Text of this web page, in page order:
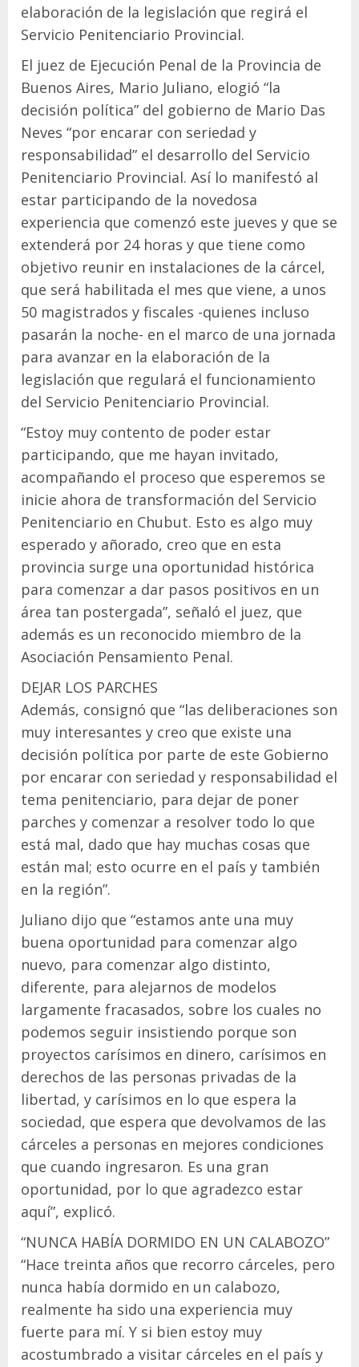
elaboración de la legislación que regirá el
Servicio Penitenciario Provincial.
El juez de Ejecución Penal de la Provincia de
Buenos Aires, Mario Juliano, elogió “la
decisión política” del gobierno de Mario Das
Neves “por encarar con seriedad y
responsabilidad” el desarrollo del Servicio
Penitenciario Provincial. Así lo manifestó al
estar participando de la novedosa
experiencia que comenzó este jueves y que se
extenderá por 24 horas y que tiene como
objetivo reunir en instalaciones de la cárcel,
que será habilitada el mes que viene, a unos
50 magistrados y fiscales -quienes incluso
pasarán la noche- en el marco de una jornada
para avanzar en la elaboración de la
legislación que regulará el funcionamiento
del Servicio Penitenciario Provincial.
“Estoy muy contento de poder estar
participando, que me hayan invitado,
acompañando el proceso que esperemos se
inicie ahora de transformación del Servicio
Penitenciario en Chubut. Esto es algo muy
esperado y añorado, creo que en esta
provincia surge una oportunidad histórica
para comenzar a dar pasos positivos en un
área tan postergada”, señaló el juez, que
además es un reconocido miembro de la
Asociación Pensamiento Penal.
DEJAR LOS PARCHES
Además, consignó que “las deliberaciones son
muy interesantes y creo que existe una
decisión política por parte de este Gobierno
por encarar con seriedad y responsabilidad el
tema penitenciario, para dejar de poner
parches y comenzar a resolver todo lo que
está mal, dado que hay muchas cosas que
están mal; esto ocurre en el país y también
en la región”.
Juliano dijo que “estamos ante una muy
buena oportunidad para comenzar algo
nuevo, para comenzar algo distinto,
diferente, para alejarnos de modelos
largamente fracasados, sobre los cuales no
podemos seguir insistiendo porque son
proyectos carísimos en dinero, carísimos en
derechos de las personas privadas de la
libertad, y carísimos en lo que espera la
sociedad, que espera que devolvamos de las
cárceles a personas en mejores condiciones
que cuando ingresaron. Es una gran
oportunidad, por lo que agradezco estar
aquí”, explicó.
“NUNCA HABÍA DORMIDO EN UN CALABOZO”
“Hace treinta años que recorro cárceles, pero
nunca había dormido en un calabozo,
realmente ha sido una experiencia muy
fuerte para mí. Y si bien estoy muy
acostumbrado a visitar cárceles en el país y